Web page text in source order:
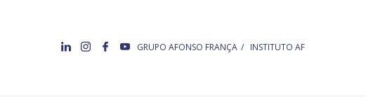
GRUPO AFONSO FRANÇA INSTITUTO AF